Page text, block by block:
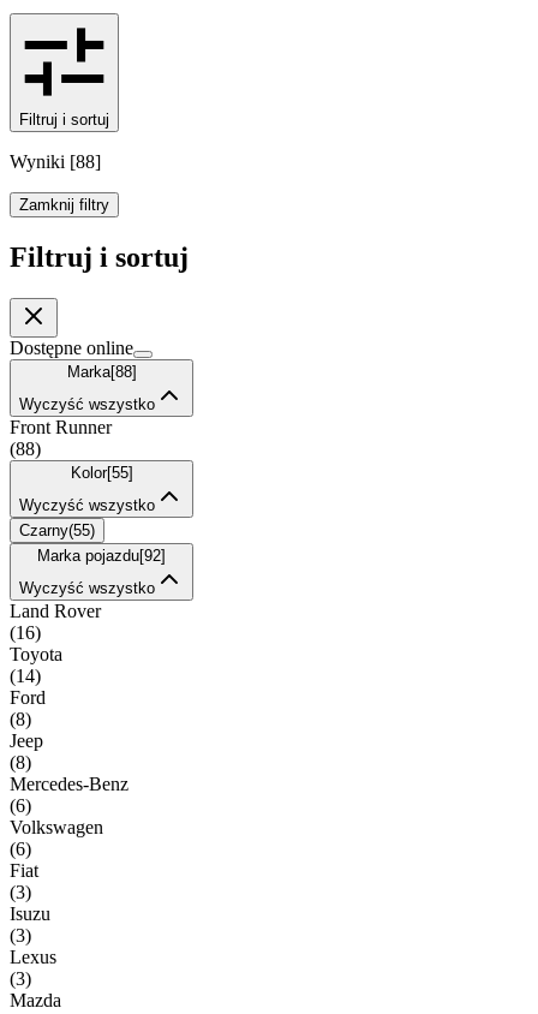
Filtruj i sortuj
Wyniki [88]
Zamknij filtry
Filtruj i sortuj
Dostępne online
Marka[88]
Wyczyść wszystko
Front Runner
(88)
Kolor[55]
Wyczyść wszystko
Czarny(55)
Marka pojazdu[92]
Wyczyść wszystko
Land Rover
(16)
Toyota
(14)
Ford
(8)
Jeep
(8)
Mercedes-Benz
(6)
Volkswagen
(6)
Fiat
(3)
Isuzu
(3)
Lexus
(3)
Mazda